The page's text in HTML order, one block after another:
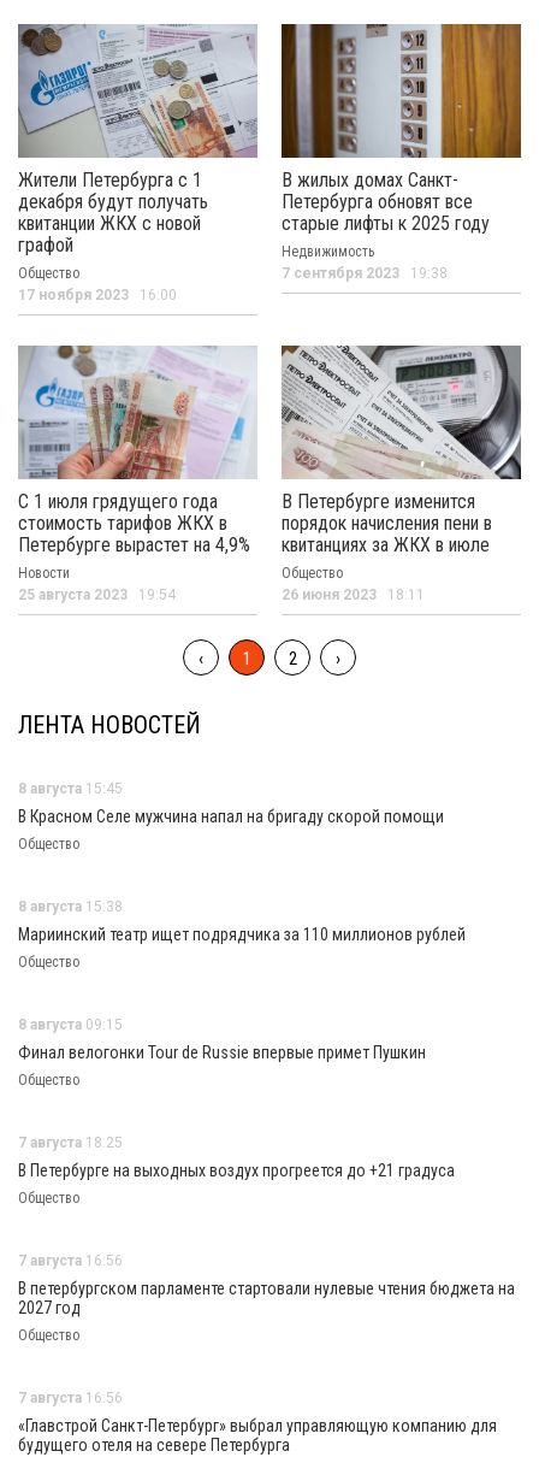
Жители Петербурга с 1
декабря будут получать
квитанции ЖКХ с новой
графой
Общество
17 ноября 2023 16:00
В жилых домах Санкт-
Петербурга обновят все
старые лифты к 2025 году
Недвижимость
7 сентября 2023 19:38
С 1 июля грядущего года
стоимость тарифов ЖКХ в
Петербурге вырастет на 4,9%
Новости
25 августа 2023 19:54
В Петербурге изменится
порядок начисления пени в
квитанциях за ЖКХ в июле
Общество
26 июня 2023 18:11
‹ 1 2 ›
ЛЕНТА НОВОСТЕЙ
8 августа 15:45
В Красном Селе мужчина напал на бригаду скорой помощи
Общество
8 августа 15:38
Мариинский театр ищет подрядчика за 110 миллионов рублей
Общество
8 августа 09:15
Финал велогонки Tour de Russie впервые примет Пушкин
Общество
7 августа 18:25
В Петербурге на выходных воздух прогреется до +21 градуса
Общество
7 августа 16:56
В петербургском парламенте стартовали нулевые чтения бюджета на
2027 год
Общество
7 августа 16:56
«Главстрой Санкт-Петербург» выбрал управляющую компанию для
будущего отеля на севере Петербурга